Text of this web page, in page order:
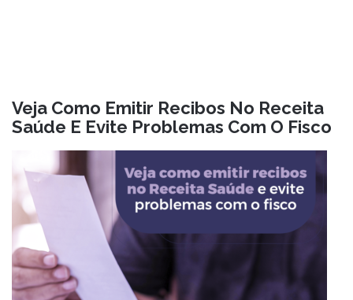
Veja Como Emitir Recibos No Receita
Saúde E Evite Problemas Com O Fisco